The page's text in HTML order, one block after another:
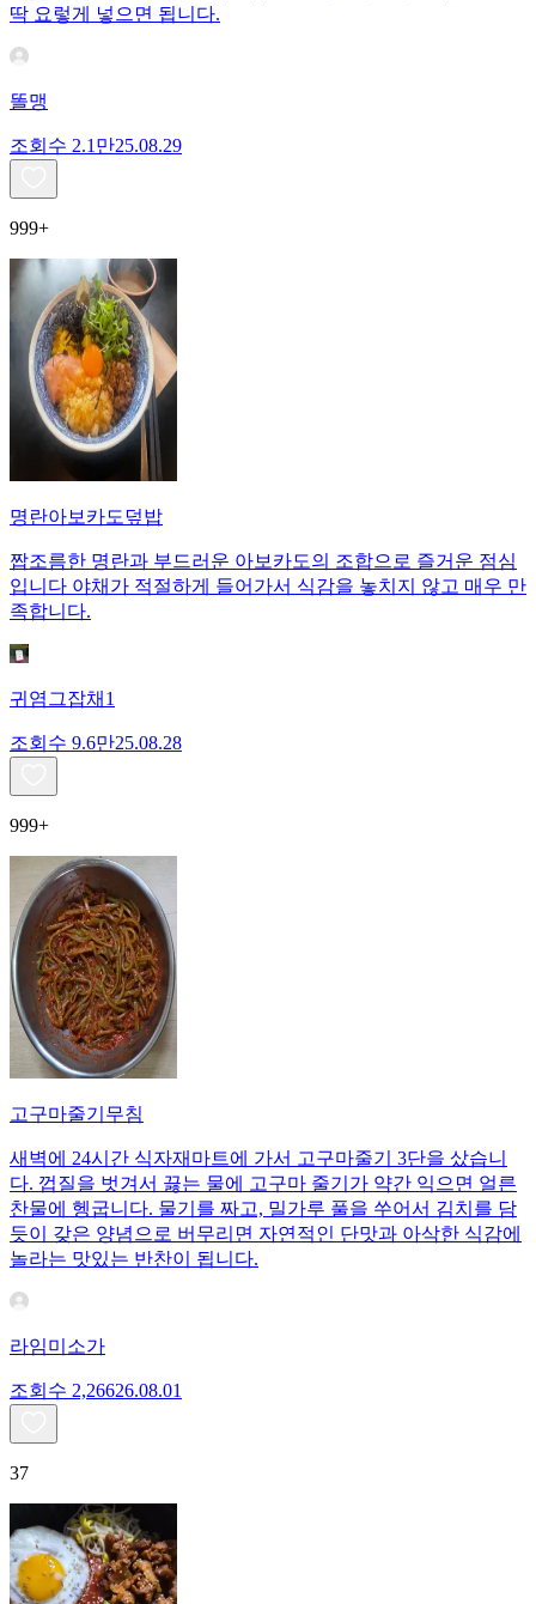
딱 요렇게 넣으면 됩니다.
똘맹
조회수 2.1만25.08.29
999+
명란아보카도덮밥
짭조름한 명란과 부드러운 아보카도의 조합으로 즐거운 점심
입니다 야채가 적절하게 들어가서 식감을 놓치지 않고 매우 만
족합니다.
귀염그잡채1
조회수 9.6만25.08.28
999+
고구마줄기무침
새벽에 24시간 식자재마트에 가서 고구마줄기 3단을 샀습니
다. 껍질을 벗겨서 끓는 물에 고구마 줄기가 약간 익으면 얼른
찬물에 헹굽니다. 물기를 짜고, 밀가루 풀을 쑤어서 김치를 담
듯이 갖은 양념으로 버무리면 자연적인 단맛과 아삭한 식감에
놀라는 맛있는 반찬이 됩니다.
라임미소가
조회수 2,26626.08.01
37